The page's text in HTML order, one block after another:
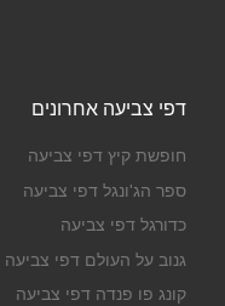
דפי צביעה אחרונים
חופשת קיץ דפי צביעה
ספר הג'ונגל דפי צביעה
כדורגל דפי צביעה
גנוב על העולם דפי צביעה
קונג פו פנדה דפי צביעה